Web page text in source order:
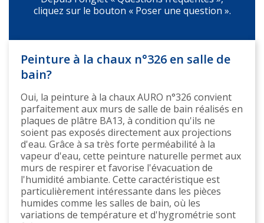
cliquez sur le bouton « Poser une question ».
Peinture à la chaux n°326 en salle de
bain?
Oui, la peinture à la chaux AURO n°326 convient
parfaitement aux murs de salle de bain réalisés en
plaques de plâtre BA13, à condition qu'ils ne
soient pas exposés directement aux projections
d'eau. Grâce à sa très forte perméabilité à la
vapeur d'eau, cette peinture naturelle permet aux
murs de respirer et favorise l'évacuation de
l'humidité ambiante. Cette caractéristique est
particulièrement intéressante dans les pièces
humides comme les salles de bain, où les
variations de température et d'hygrométrie sont